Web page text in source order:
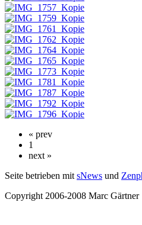
« prev
1
next »
Seite betrieben mit sNews und
Copyright 2006-2008 Marc Gärtner